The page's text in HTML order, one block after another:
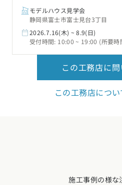
モデルハウス見学会
静岡県富士市富士見台3丁目
2026.7.16(木) ~ 8.9(日)
受付時間: 10:00 ~ 19:00 (所要時
この工務店に
この工務店につ
施工事例の様な